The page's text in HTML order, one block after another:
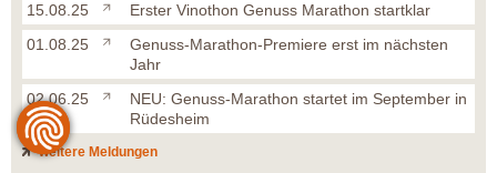
15.08.25
Erster Vinothon Genuss Marathon startklar
01.08.25
Genuss-Marathon-Premiere erst im nächsten
Jahr
02.06.25
NEU: Genuss-Marathon startet im September in
Rüdesheim
weitere Meldungen